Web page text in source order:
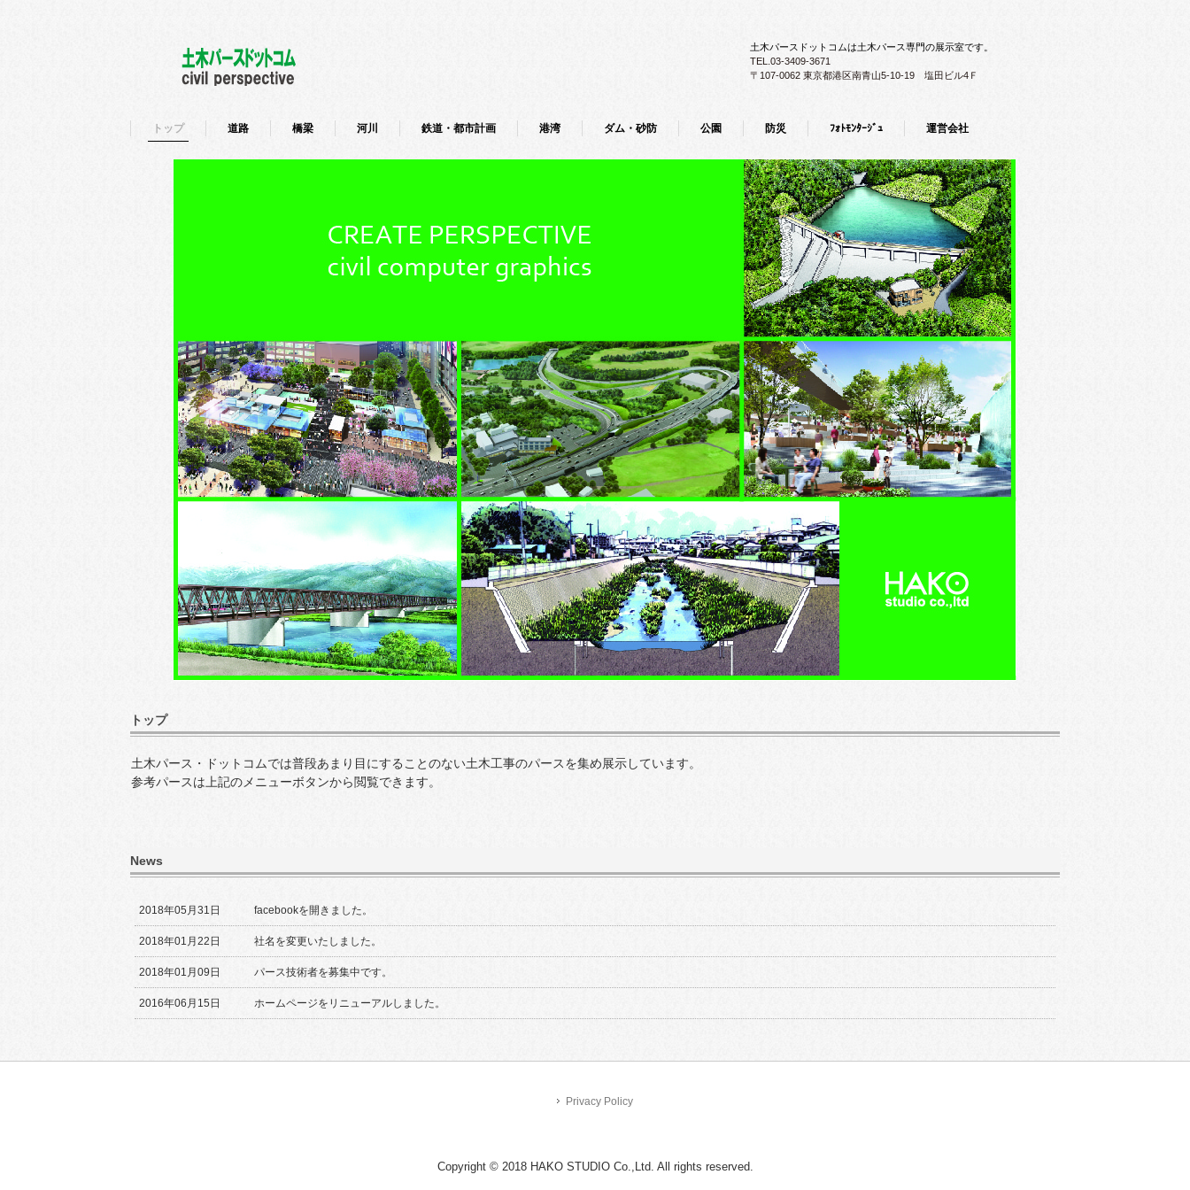
土木パースドットコムは土木パース専門の展示室です。
TEL.03-3409-3671
〒107-0062 東京都港区南青山5-10-19 塩田ビル4Ｆ
トップ 道路 橋梁 河川 鉄道・都市計画 港湾 ダム・砂防 公園 防災 ﾌｫﾄﾓﾝﾀｰｼﾞｭ 運営会社
トップ
土木パース・ドットコムでは普段あまり目にすることのない土木工事のパースを集め展示しています。
参考パースは上記のメニューボタンから閲覧できます。
News
2018年05月31日 facebookを開きました。
2018年01月22日 社名を変更いたしました。
2018年01月09日 パース技術者を募集中です。
2016年06月15日 ホームページをリニューアルしました。
Privacy Policy
Copyright © 2018 HAKO STUDIO Co.,Ltd. All rights reserved.